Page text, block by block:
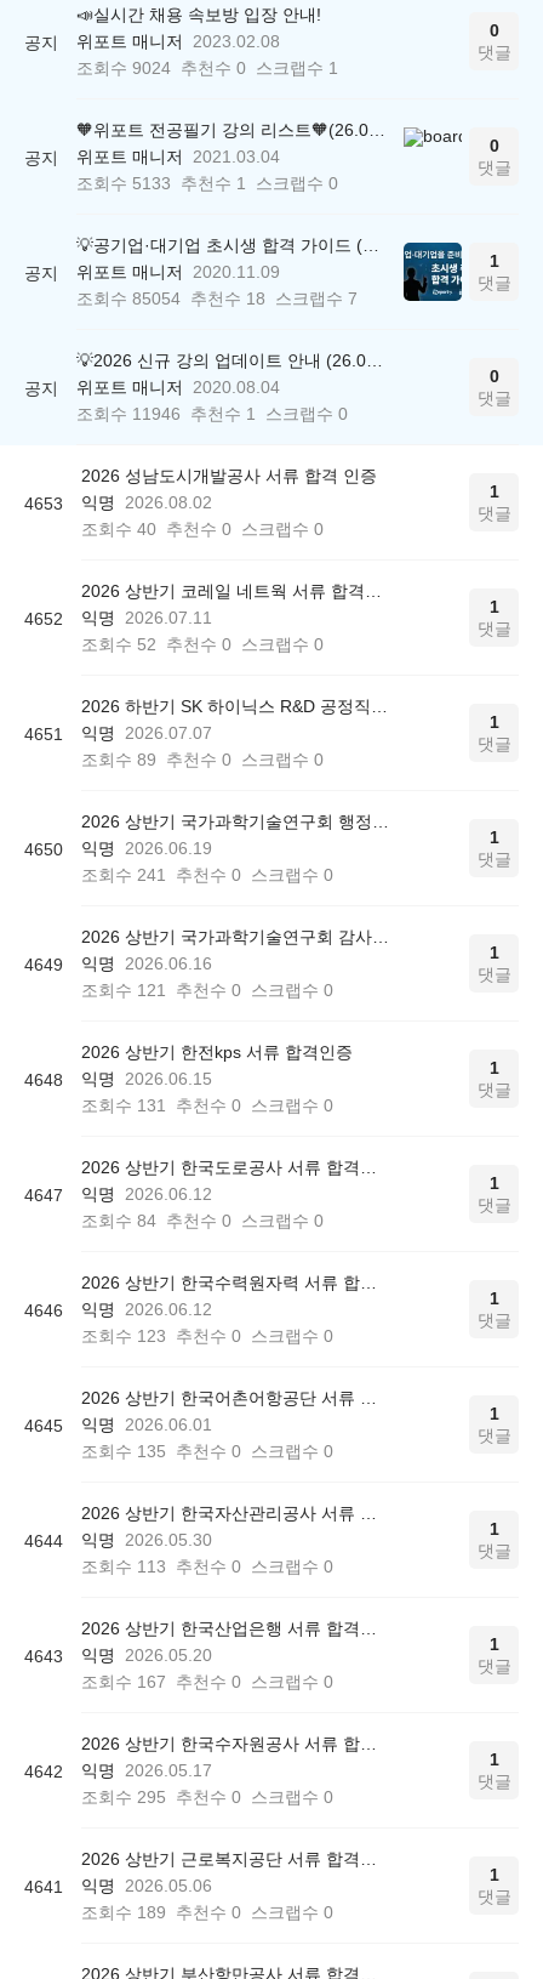
공지
📣실시간 채용 속보방 입장 안내!
위포트 매니저
2023.02.08
조회수 9024 추천수 0 스크랩수 1
0
댓글
공지
위포트 매니저
2021.03.04
조회수 5133 추천수 1 스크랩수 0
0
댓글
공지
위포트 매니저
2020.11.09
조회수 85054 추천수 18 스크랩수 7
1
댓글
공지
위포트 매니저
2020.08.04
조회수 11946 추천수 1 스크랩수 0
0
댓글
4653
2026 성남도시개발공사 서류 합격 인증
익명
2026.08.02
조회수 40 추천수 0 스크랩수 0
1
댓글
4652
익명
2026.07.11
조회수 52 추천수 0 스크랩수 0
1
댓글
4651
익명
2026.07.07
조회수 89 추천수 0 스크랩수 0
1
댓글
4650
익명
2026.06.19
조회수 241 추천수 0 스크랩수 0
1
댓글
4649
익명
2026.06.16
조회수 121 추천수 0 스크랩수 0
1
댓글
4648
2026 상반기 한전kps 서류 합격인증
익명
2026.06.15
조회수 131 추천수 0 스크랩수 0
1
댓글
4647
익명
2026.06.12
조회수 84 추천수 0 스크랩수 0
1
댓글
4646
익명
2026.06.12
조회수 123 추천수 0 스크랩수 0
1
댓글
4645
익명
2026.06.01
조회수 135 추천수 0 스크랩수 0
1
댓글
4644
익명
2026.05.30
조회수 113 추천수 0 스크랩수 0
1
댓글
4643
익명
2026.05.20
조회수 167 추천수 0 스크랩수 0
1
댓글
4642
익명
2026.05.17
조회수 295 추천수 0 스크랩수 0
1
댓글
4641
익명
2026.05.06
조회수 189 추천수 0 스크랩수 0
1
댓글